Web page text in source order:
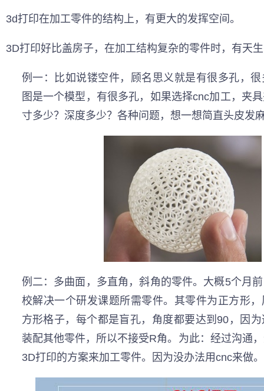
3d打印在加工零件的结构上，有更大的发挥空间。
3D打印好比盖房子，在加工结构复杂的零件时，有天
例一：比如说镂空件，顾名思义就是有很多孔，
图是一个模型，有很多孔，如果选择cnc加工，夹
寸多少？深度多少？各种问题，想一想简直头皮发
例二：多曲面，多直角，斜角的零件。大概5个月
校解决一个研发课题所需零件。其零件为正方形
方形格子，每个都是盲孔，角度都要达到90，因
装配其他零件，所以不接受R角。为此：经过沟通
3D打印的方案来加工零件。因为没办法用cnc来做